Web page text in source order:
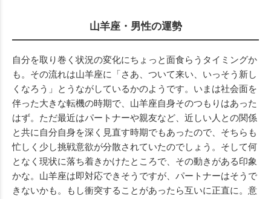
山羊座・男性の運勢
自分を取り巻く状況の変化にちょっと面食らうタイミングか
も。その流れは山羊座に「さあ、ついて来い、いっそう新し
くなろう」とうながしているかのようです。いまは社会面を
伴った大きな転機の時期で、山羊座自身そのつもりはあった
はず。ただ最近はパートナーや親友など、近しい人との関係
と共に自分自身を深く見直す時期でもあったので、そちらも
忙しく少し挑戦意欲が分散されていたのでしょう。そして何
となく現状に落ち着きかけたところで、その動きがある印象
かな。山羊座は即対応できそうですが、パートナーはそうで
きないかも。もし衝突することがあったら互いに正直に。意